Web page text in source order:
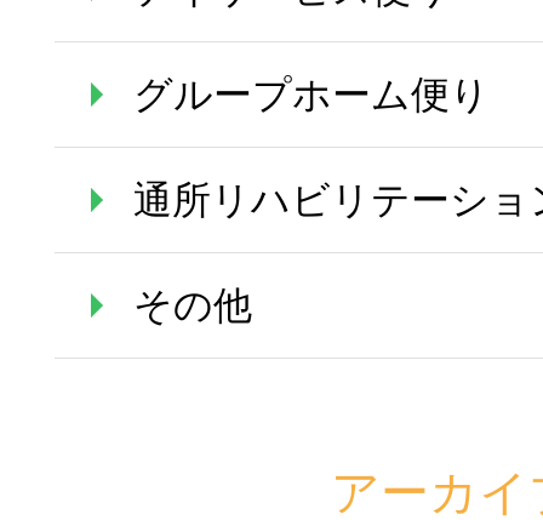
グループホーム便り
通所リハビリテーショ
その他
アーカイ